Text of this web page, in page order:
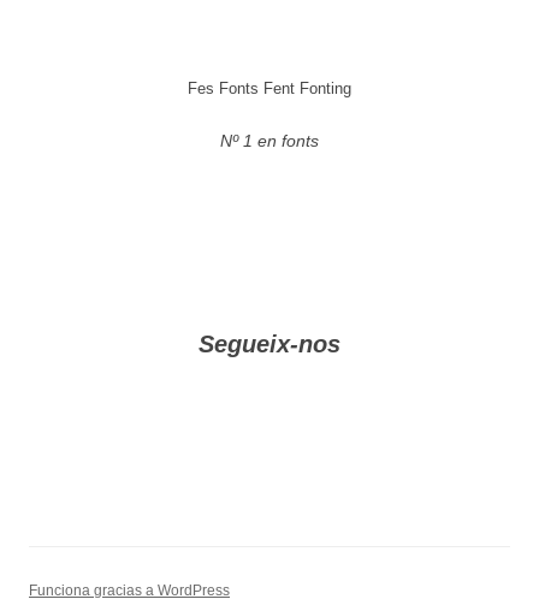
Fes Fonts Fent Fonting
Nº 1 en fonts
Segueix-nos
Funciona gracias a WordPress